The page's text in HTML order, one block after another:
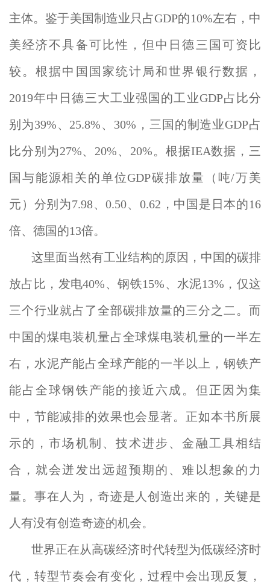
主体。鉴于美国制造业只占GDP的10%左右，中
美经济不具备可比性，但中日德三国可资比
较。根据中国国家统计局和世界银行数据，
2019年中日德三大工业强国的工业GDP占比分
别为39%、25.8%、30%，三国的制造业GDP占
比分别为27%、20%、20%。根据IEA数据，三
国与能源相关的单位GDP碳排放量（吨/万美
元）分别为7.98、0.50、0.62，中国是日本的16
倍、德国的13倍。
这里面当然有工业结构的原因，中国的碳排
放占比，发电40%、钢铁15%、水泥13%，仅这
三个行业就占了全部碳排放量的三分之二。而
中国的煤电装机量占全球煤电装机量的一半左
右，水泥产能占全球产能的一半以上，钢铁产
能占全球钢铁产能的接近六成。但正因为集
中，节能减排的效果也会显著。正如本书所展
示的，市场机制、技术进步、金融工具相结
合，就会迸发出远超预期的、难以想象的力
量。事在人为，奇迹是人创造出来的，关键是
人有没有创造奇迹的机会。
世界正在从高碳经济时代转型为低碳经济时
代，转型节奏会有变化，过程中会出现反复，